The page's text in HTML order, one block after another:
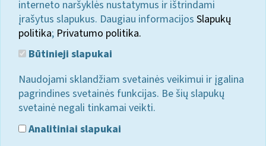
interneto naršyklės nustatymus ir ištrindami
įrašytus slapukus. Daugiau informacijos Slapukų
politika; Privatumo politika.
Būtinieji slapukai
Naudojami sklandžiam svetainės veikimui ir įgalina
pagrindines svetainės funkcijas. Be šių slapukų
svetainė negali tinkamai veikti.
Analitiniai slapukai